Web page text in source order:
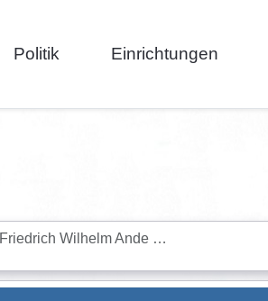
Politik Einrichtungen
Friedrich Wilhelm Ande …